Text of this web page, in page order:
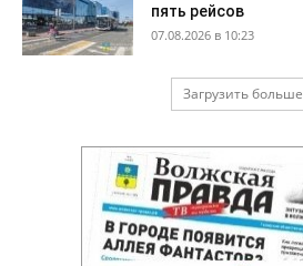
пять рейсов
07.08.2026 в 10:23
Загрузить больше